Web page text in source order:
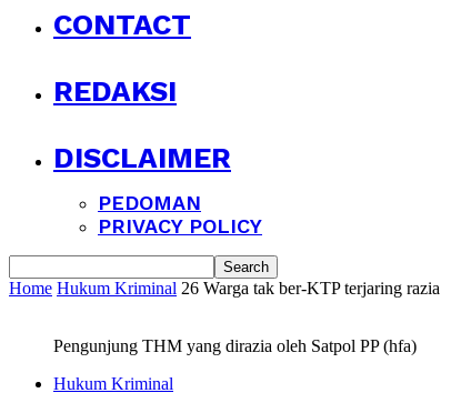
CONTACT
REDAKSI
DISCLAIMER
PEDOMAN
PRIVACY POLICY
Home Hukum Kriminal 26 Warga tak ber-KTP terjaring razia
Pengunjung THM yang dirazia oleh Satpol PP (hfa)
Hukum Kriminal